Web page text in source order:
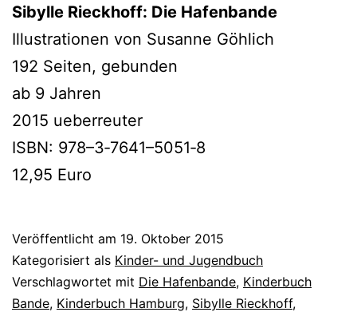
Sibylle Rieckhoff: Die Hafenbande
Illustrationen von Susanne Göhlich
192 Seiten, gebunden
ab 9 Jahren
2015 ueberreuter
ISBN: 978–3‑7641–5051‑8
12,95 Euro
Veröffentlicht am 19. Oktober 2015
Kategorisiert als Kinder- und Jugendbuch
Verschlagwortet mit Die Hafenbande, Kinderbuch
Bande, Kinderbuch Hamburg, Sibylle Rieckhoff,